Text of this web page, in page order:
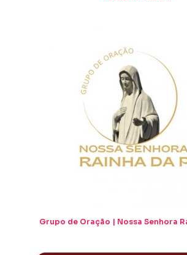
Grupo de Oração | Nossa Senhora